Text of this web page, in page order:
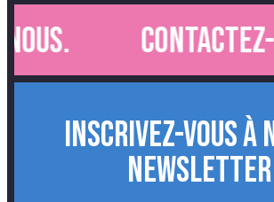
INSCRIVEZ-VOUS À
NEWSLETTER